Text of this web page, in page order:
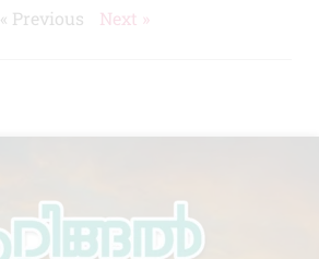
« Previous Next »